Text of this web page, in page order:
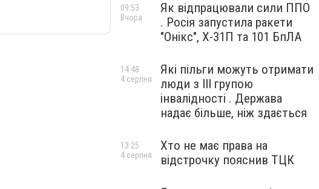
Як відпрацювали сили ППО
. Росія запустила ракети
"Онікс", Х-31П та 101 БпЛА
09:53
Вчора
Які пільги можуть отримати
люди з III групою
інвалідності . Держава
надає більше, ніж здається
14:48
4 серпня
Хто не має права на
відстрочку пояснив ТЦК
13:25
4 серпня